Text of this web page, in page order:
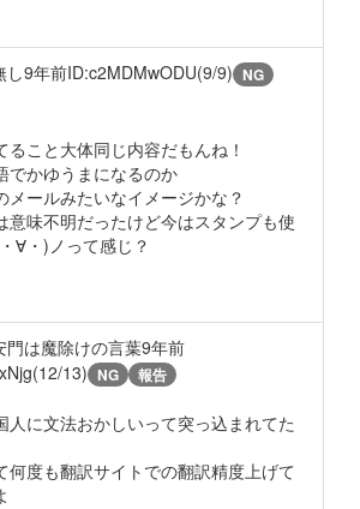
し9年前ID:c2MDMwODU(9/9) NG
ること大体同じ内容だもんね！
でかゆうまになるのか
メールみたいなイメージかな？
意味不明だったけど今はスタンプも使
∀・)ノって感じ？
門は魔除けの言葉9年前
13) NG 報告
人に文法おかしいって突っ込まれてた
何度も翻訳サイトでの翻訳精度上げて